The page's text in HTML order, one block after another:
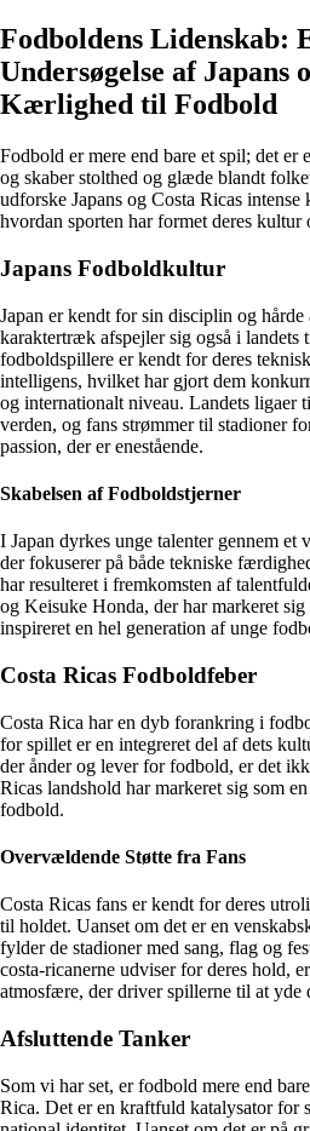
Fodboldens Lidenskab:
Undersøgelse af Japans
Kærlighed til Fodbold
Fodbold er mere end bare et spil; det er
og skaber stolthed og glæde blandt
udforske Japans og Costa Ricas
hvordan sporten har formet deres kultur
Japans Fodboldkultur
Japan er kendt for sin disciplin og hårde
karaktertræk afspejler sig også i landets
fodboldspillere er kendt for deres
intelligens, hvilket har gjort dem
og internationalt niveau. Landets ligaer
verden, og fans strømmer til stadioner
passion, der er enestående.
Skabelsen af Fodboldstjerner
I Japan dyrkes unge talenter gennem et
der fokuserer på både tekniske
har resulteret i fremkomsten af
og Keisuke Honda, der har markeret sig
inspireret en hel generation af unge
Costa Ricas Fodboldfeber
Costa Rica har en dyb forankring i
for spillet er en integreret del af dets
der ånder og lever for fodbold, er det
Ricas landshold har markeret sig som
fodbold.
Overvældende Støtte fra Fans
Costa Ricas fans er kendt for deres
til holdet. Uanset om det er en
fylder de stadioner med sang, flag og
costa-ricanerne udviser for deres hold,
atmosfære, der driver spillerne til at yde
Afsluttende Tanker
Som vi har set, er fodbold mere end
Rica. Det er en kraftfuld katalysator for